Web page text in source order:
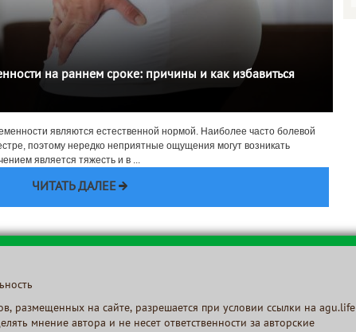
на раннем сроке: причины и как избавиться
являются естественной нормой. Наиболее часто болевой
поэтому нередко неприятные ощущения могут возникать
является тяжесть и в ...
ЧИТАТЬ ДАЛЕЕ
размещенных на сайте, разрешается при условии ссылки на agu.life
мнение автора и не несет ответственности за авторские